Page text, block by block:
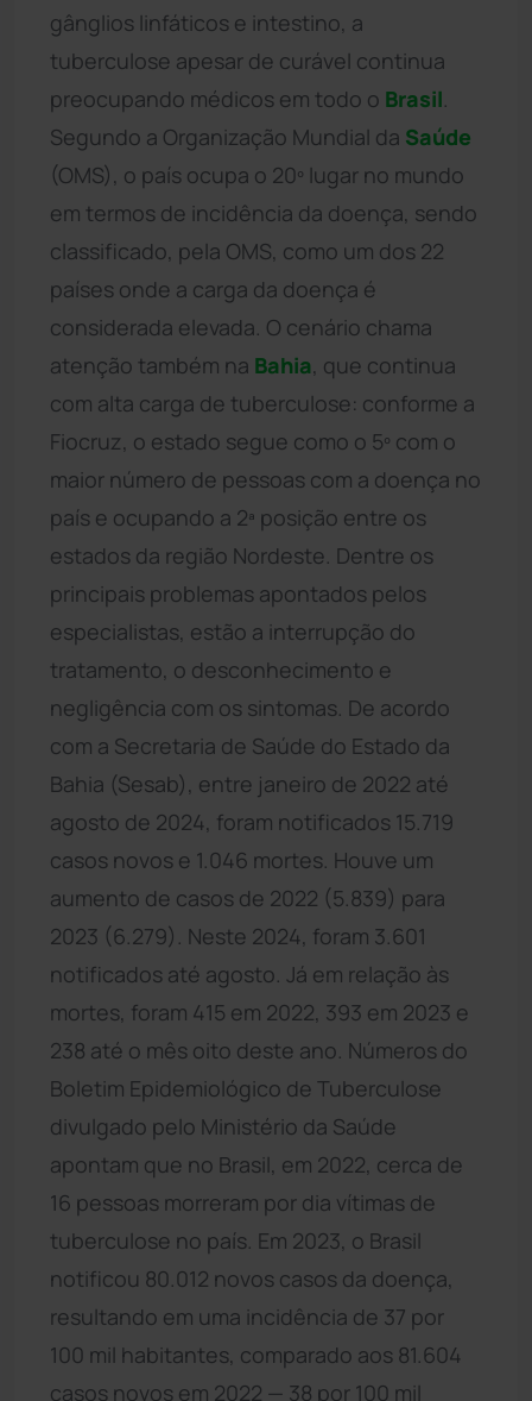
gânglios linfáticos e intestino, a
tuberculose apesar de curável continua
preocupando médicos em todo o Brasil
Segundo a Organização Mundial da Saúde
(OMS), o país ocupa o 20º lugar no mundo
em termos de incidência da doença, sendo
classificado, pela OMS, como um dos 22
países onde a carga da doença é
considerada elevada. O cenário chama
atenção também na Bahia, que continua
com alta carga de tuberculose: conforme a
Fiocruz, o estado segue como o 5º com o
maior número de pessoas com a doença no
país e ocupando a 2ª posição entre os
estados da região Nordeste. Dentre os
principais problemas apontados pelos
especialistas, estão a interrupção do
tratamento, o desconhecimento e
negligência com os sintomas. De acordo
com a Secretaria de Saúde do Estado da
Bahia (Sesab), entre janeiro de 2022 até
agosto de 2024, foram notificados 15.719
casos novos e 1.046 mortes. Houve um
aumento de casos de 2022 (5.839) para
2023 (6.279). Neste 2024, foram 3.601
notificados até agosto. Já em relação às
mortes, foram 415 em 2022, 393 em 2023 e
238 até o mês oito deste ano. Números do
Boletim Epidemiológico de Tuberculose
divulgado pelo Ministério da Saúde
apontam que no Brasil, em 2022, cerca de
16 pessoas morreram por dia vítimas de
tuberculose no país. Em 2023, o Brasil
notificou 80.012 novos casos da doença,
resultando em uma incidência de 37 por
100 mil habitantes, comparado aos 81.604
casos novos em 2022 — 38 por 100 mil